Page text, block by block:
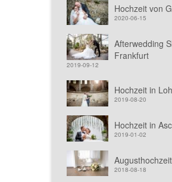
Hochzeit von
2020-06-15
Afterwedding
Frankfurt
2019-09-12
Hochzeit in
2019-08-20
Hochzeit in
2019-01-02
2018-08-18